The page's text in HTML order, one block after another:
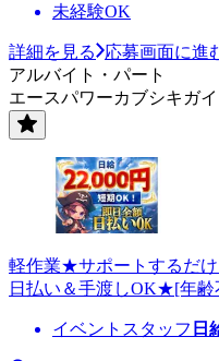
未経験OK
詳細を見る
応募画面に進
アルバイト・パート
エースパワーカブシキガ
軽作業★サポートするだ
日払い＆手渡しOK★[年齢
イベントスタッフ 日